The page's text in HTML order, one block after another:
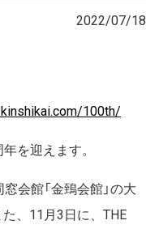
2022/07/18
100th/
を迎えます。
会館「金鵄会館」の大
、11月3日に、THE